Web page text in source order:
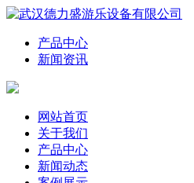
产品中心
新闻资讯
网站首页
关于我们
产品中心
新闻动态